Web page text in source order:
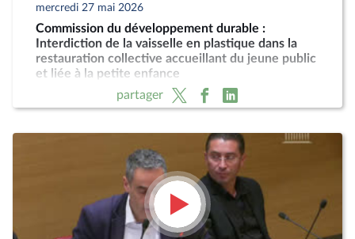
mercredi 27 mai 2026
Commission du développement durable :
Interdiction de la vaisselle en plastique dans la
restauration collective accueillant du jeune public
et liée à la petite enfance
partager